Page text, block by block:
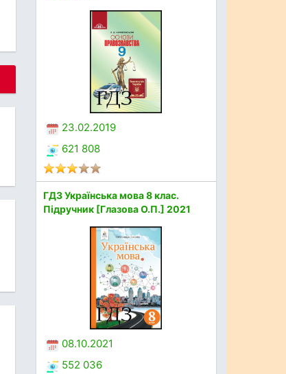
23.02.2019
621 808
ГДЗ Українська мова 8 клас.
Підручник [Глазова О.П.] 2021
08.10.2021
552 036